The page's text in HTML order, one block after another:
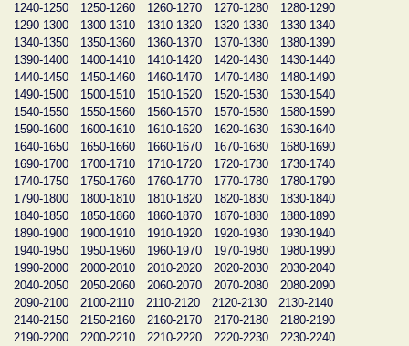
1240-1250
1250-1260 1260-1270 1270-1280
1280-1290
1290-1300
1300-1310 1310-1320 1320-1330
1330-1340
1340-1350
1350-1360 1360-1370 1370-1380
1380-1390
1390-1400
1400-1410 1410-1420 1420-1430
1430-1440
1440-1450
1450-1460 1460-1470 1470-1480
1480-1490
1490-1500
1500-1510 1510-1520 1520-1530
1530-1540
1540-1550
1550-1560 1560-1570 1570-1580
1580-1590
1590-1600
1600-1610 1610-1620 1620-1630
1630-1640
1640-1650
1650-1660 1660-1670 1670-1680
1680-1690
1690-1700
1700-1710 1710-1720 1720-1730
1730-1740
1740-1750
1750-1760 1760-1770 1770-1780
1780-1790
1790-1800
1800-1810 1810-1820 1820-1830
1830-1840
1840-1850
1850-1860 1860-1870 1870-1880
1880-1890
1890-1900
1900-1910 1910-1920 1920-1930
1930-1940
1940-1950
1950-1960 1960-1970 1970-1980
1980-1990
1990-2000
2000-2010 2010-2020 2020-2030
2030-2040
2040-2050
2050-2060 2060-2070 2070-2080
2080-2090
2090-2100
2100-2110 2110-2120 2120-2130
2130-2140
2140-2150
2150-2160 2160-2170 2170-2180
2180-2190
2190-2200
2200-2210 2210-2220 2220-2230
2230-2240